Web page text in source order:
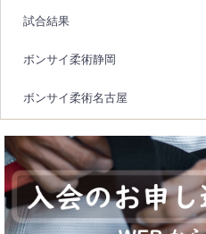
試合結果
ボンサイ柔術静岡
ボンサイ柔術名古屋